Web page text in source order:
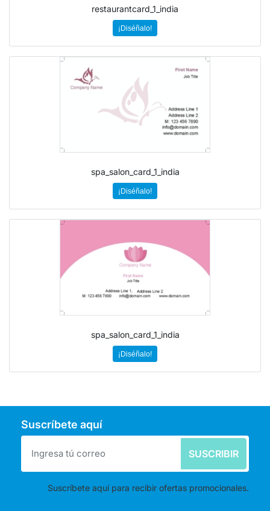
restaurantcard_1_india
¡Diséñalo!
spa_salon_card_1_india
¡Diséñalo!
spa_salon_card_1_india
¡Diséñalo!
Suscríbete aquí
SUSCRIBIR
Suscríbete aquí para recibir ofertas promocionales.